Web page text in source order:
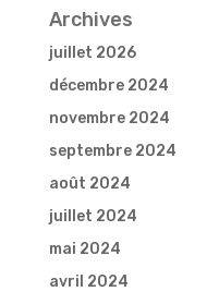
Archives
juillet 2026
décembre 2024
novembre 2024
septembre 2024
août 2024
juillet 2024
mai 2024
avril 2024